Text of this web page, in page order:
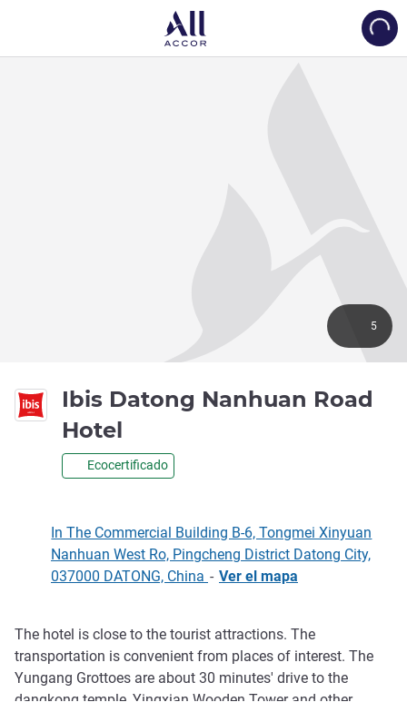
Ibis Datong Nanhuan Road
Hotel
Ecocertificado
5
In The Commercial Building B-6, Tongmei Xinyuan
Nanhuan West Ro, Pingcheng District Datong City,
037000 DATONG, China - Ver el mapa
Descripción
The hotel is close to the tourist attractions. The
transportation is convenient from places of interest. The
Yungang Grottoes are about 30 minutes' drive to the
dangkong temple, Yingxian Wooden Tower and other